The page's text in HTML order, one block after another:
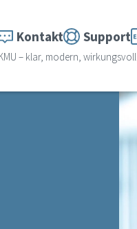
Kontakt Support
– klar, modern, wirkungsvoll